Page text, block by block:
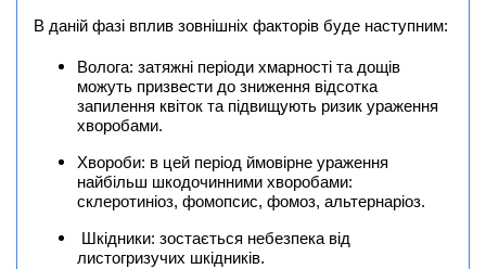
В даній фазі вплив зовнішніх факторів буде наступним:
Волога: затяжні періоди хмарності та дощів
можуть призвести до зниження відсотка
запилення квіток та підвищують ризик ураження
хворобами.
Хвороби: в цей період ймовірне ураження
найбільш шкодочинними хворобами:
склеротиніоз, фомопсис, фомоз, альтернаріоз.
Шкідники: зостається небезпека від
листогризучих шкідників.